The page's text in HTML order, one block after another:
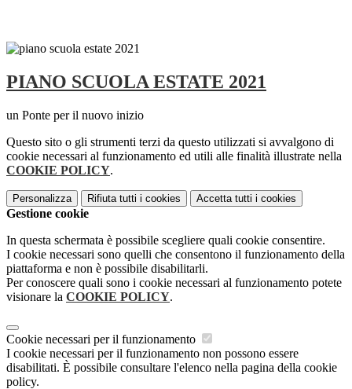
PIANO SCUOLA ESTATE 2021
un Ponte per il nuovo inizio
Questo sito o gli strumenti terzi da questo utilizzati si avvalgono di
cookie necessari al funzionamento ed utili alle finalità illustrate nella
COOKIE POLICY.
Personalizza Rifiuta tutti i cookies Accetta tutti i cookies
Gestione cookie
In questa schermata è possibile scegliere quali cookie consentire.
I cookie necessari sono quelli che consentono il funzionamento della
piattaforma e non è possibile disabilitarli.
Per conoscere quali sono i cookie necessari al funzionamento potete
visionare la COOKIE POLICY.
Cookie necessari per il funzionamento
I cookie necessari per il funzionamento non possono essere
disabilitati. È possibile consultare l'elenco nella pagina della cookie
policy.